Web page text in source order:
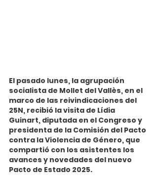
El pasado lunes, la agrupación
socialista de Mollet del Vallès, en el
marco de las reivindicaciones del
25N, recibió la visita de Lídia
Guinart, diputada en el Congreso y
presidenta de la Comisión del Pacto
contra la Violencia de Género, que
compartió con los asistentes los
avances y novedades del nuevo
Pacto de Estado 2025.